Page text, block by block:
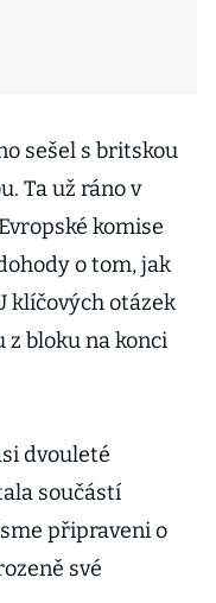
sešel s britskou
Ta už ráno v
komise
o tom, jak
klíčových otázek
z bloku na konci
dvouleté
součástí
připraveni o
své